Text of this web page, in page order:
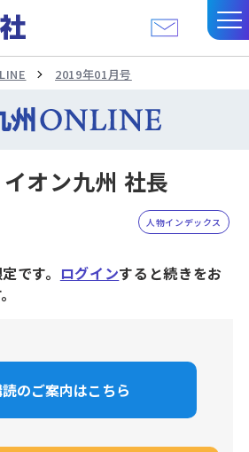
2019年01月号
オン九州 社長
人物インデックス
です。 ログインすると続きをお
のご案内はこちら